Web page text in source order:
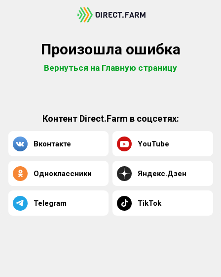
Произошла ошибка
Вернуться на Главную страницу
Контент Direct.Farm в соцсетях:
Вконтакте YouTube
Одноклассники Яндекс.Дзен
Telegram TikTok